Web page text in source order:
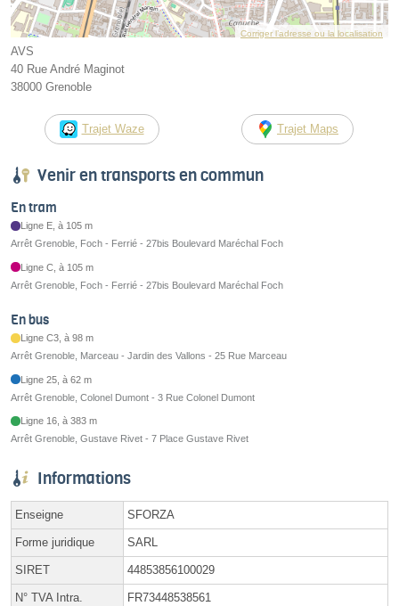
Corriger l’adresse ou la localisation
AVS
40 Rue André Maginot
38000 Grenoble
Trajet Waze Trajet Maps
Venir en transports en commun
En tram
Ligne E, à 105 m
Arrêt Grenoble, Foch - Ferrié - 27bis Boulevard Maréchal Foch
Ligne C, à 105 m
Arrêt Grenoble, Foch - Ferrié - 27bis Boulevard Maréchal Foch
En bus
Ligne C3, à 98 m
Arrêt Grenoble, Marceau - Jardin des Vallons - 25 Rue Marceau
Ligne 25, à 62 m
Arrêt Grenoble, Colonel Dumont - 3 Rue Colonel Dumont
Ligne 16, à 383 m
Arrêt Grenoble, Gustave Rivet - 7 Place Gustave Rivet
Informations
Enseigne SFORZA
Forme juridique SARL
SIRET 44853856100029
N° TVA Intra. FR73448538561